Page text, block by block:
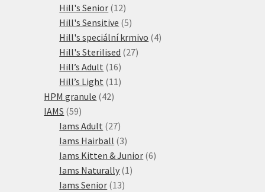
Hill's Senior 1212
produktů
Hill's Sensitive 55
produktů
Hill's speciální krmivo 44
Hill's Sterilised 2727
Hill’s Adult 1616
produktů
Hill’s Light 11 11
HPM granule 4242
IAMS 5959
produktů
Iams Adult 2727
produktů
Iams Hairball 33
produkty
Iams Kitten & Junior 66
Iams Naturally 1 1
Iams Senior 1313